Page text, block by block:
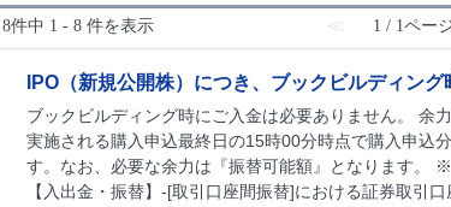
8件中 1 - 8 件を表示 ≪ 1 / 1ペー
IPO（新規公開株）につき、ブックビルディング
ブックビルディング時にご入金は必要ありません。 余
実施される購入申込最終日の15時00分時点で購入申込
す。なお、必要な余力は『振替可能額』となります。
【入出金・振替】-[取引口座間振替]における証券取引